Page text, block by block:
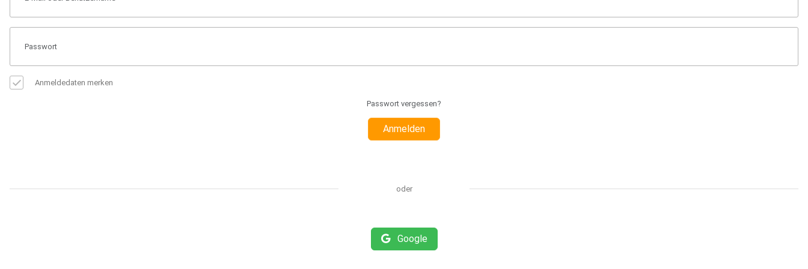
Anmeldedaten merken
Passwort vergessen?
Anmelden
oder
Google